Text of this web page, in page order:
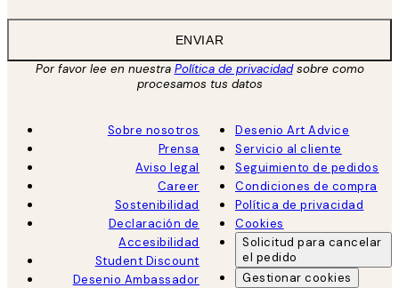
ENVIAR
Por favor lee en nuestra Política de privacidadsobre como
procesamos tus datos
Sobre nosotros
Prensa
Aviso legal
Career
Sostenibilidad
Declaración de
Accesibilidad
Student Discount
Desenio Ambassador
Desenio Art Advice
Servicio al cliente
Seguimiento de pedidos
Condiciones de compra
Política de privacidad
Cookies
Solicitud para cancelar
el pedido
Gestionar cookies